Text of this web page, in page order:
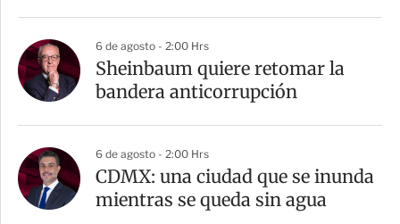
6 de agosto - 2:00 Hrs
Sheinbaum quiere retomar la
bandera anticorrupción
6 de agosto - 2:00 Hrs
CDMX: una ciudad que se inunda
mientras se queda sin agua